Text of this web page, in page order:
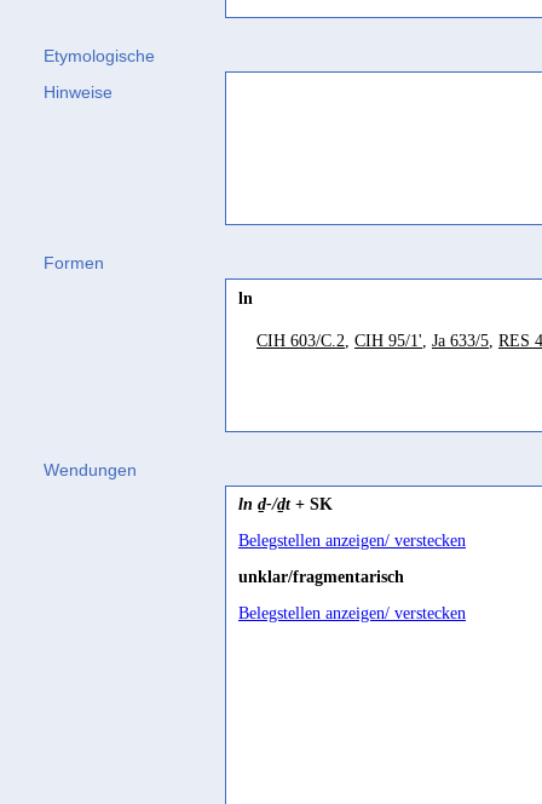
Multhoff 2011, 353
until; as soon as
von, seit
Etymologische
Hinweise
Formen
ln
CIH 603/C.2, CIH 95/1', Ja 633/5, RES
Wendungen
ln ḏ-/ḏt+ SK
Belegstellen anzeigen/ verstecken
unklar/fragmentarisch
Belegstellen anzeigen/ verstecken